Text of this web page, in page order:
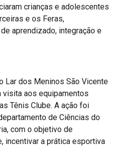
crianças e adolescentes
e os Feras,
aprendizado, integração e
Lar dos Meninos São Vicente
visita aos equipamentos
Tênis Clube. A ação foi
de Ciências do
com o objetivo de
incentivar a prática esportiva